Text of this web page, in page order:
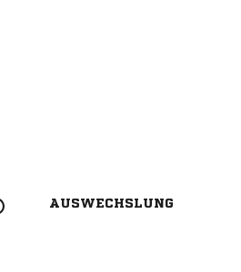
AUSWECHSLUNG